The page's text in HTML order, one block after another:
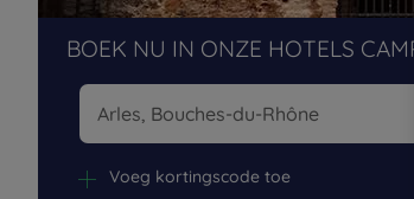
BOEK NU IN ONZE HOTELS
Voeg kortingscode toe